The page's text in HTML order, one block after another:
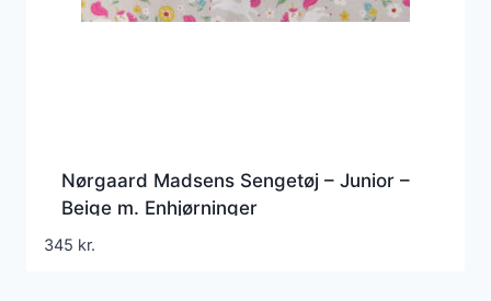
Nørgaard Madsens Sengetøj – Junior –
Beige m. Enhjørninger
345 kr.